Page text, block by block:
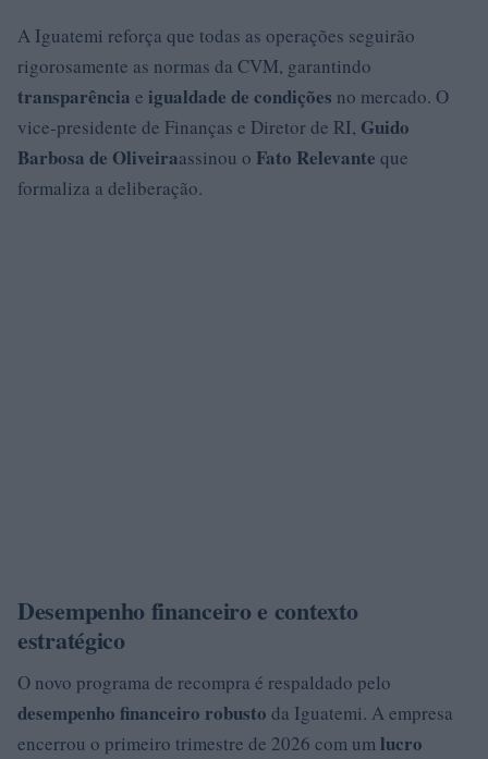
A Iguatemi reforça que todas as operações seguirão
rigorosamente as normas da CVM, garantindo
transparência e igualdade de condições no mercado. O
vice-presidente de Finanças e Diretor de RI, Guido
Barbosa de Oliveiraassinou o Fato Relevante que
formaliza a deliberação.
Desempenho financeiro e contexto
estratégico
O novo programa de recompra é respaldado pelo
desempenho financeiro robusto da Iguatemi. A empresa
encerrou o primeiro trimestre de 2026 com umlucro